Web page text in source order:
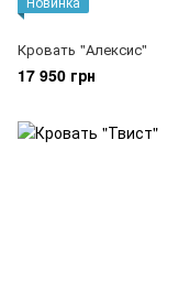
Кровать "Алексис"
17 950 грн